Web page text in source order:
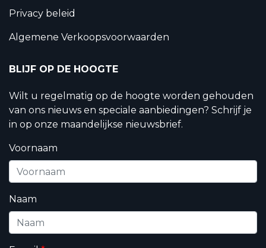
Privacy beleid
Algemene Verkoopsvoorwaarden
BLIJF OP DE HOOGTE
Wilt u regelmatig op de hoogte worden gehouden
van ons nieuws en speciale aanbiedingen? Schrijf je
in op onze maandelijkse nieuwsbrief.
Voornaam
Naam